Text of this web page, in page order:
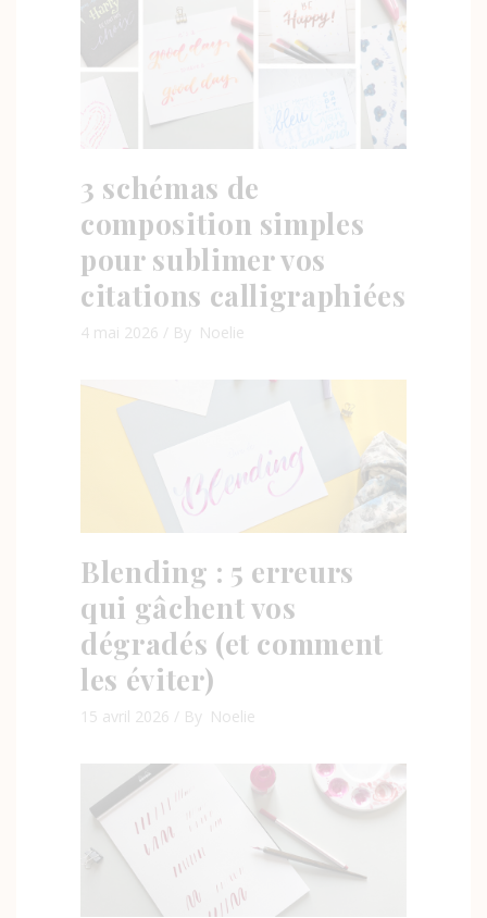
3 schémas de
composition simples
pour sublimer vos
citations calligraphiées
4 mai 2026 By Noelie
Blending : 5 erreurs
qui gâchent vos
dégradés (et comment
les éviter)
15 avril 2026 By Noelie